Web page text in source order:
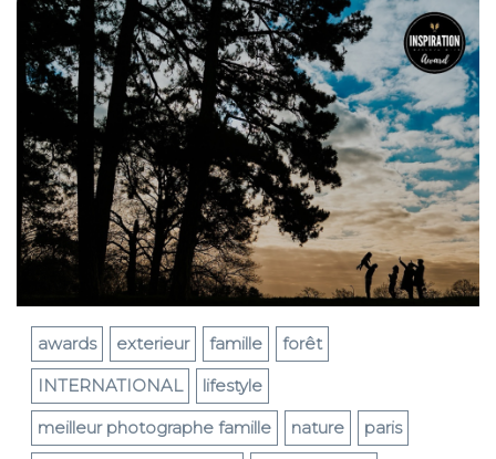
awards exterieur famille
forêt
INTERNATIONAL
lifestyle
meilleur photographe famille
nature
paris